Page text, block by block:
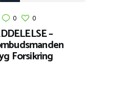
0 0
–
Forsikring